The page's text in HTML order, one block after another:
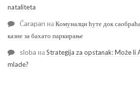
nataliteta
Čarapan наКомуналци ћуте док
казне за бахато паркирање
sloba наStrategija za opstanak: Može li
mlade?